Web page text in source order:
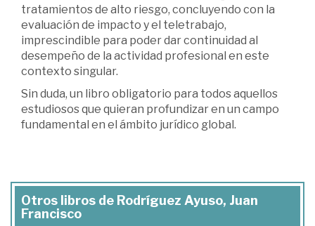
tratamientos de alto riesgo, concluyendo con la
evaluación de impacto y el teletrabajo,
imprescindible para poder dar continuidad al
desempeño de la actividad profesional en este
contexto singular.
Sin duda, un libro obligatorio para todos aquellos
estudiosos que quieran profundizar en un campo
fundamental en el ámbito jurídico global.
Otros libros de Rodríguez Ayuso, Juan
Francisco